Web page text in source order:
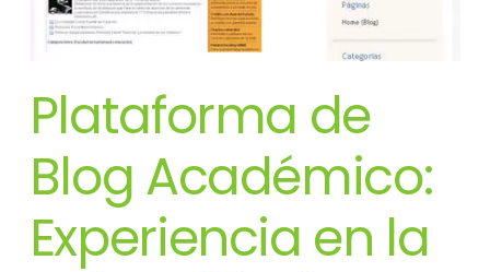
Plataforma de
Blog Académico:
Experiencia en la